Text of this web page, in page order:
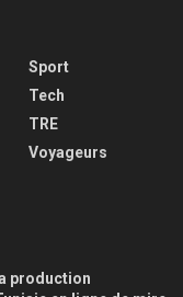
Sport
Tech
TRE
Voyageurs
production